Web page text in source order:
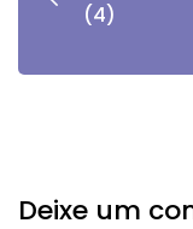
(4)
Deixe um